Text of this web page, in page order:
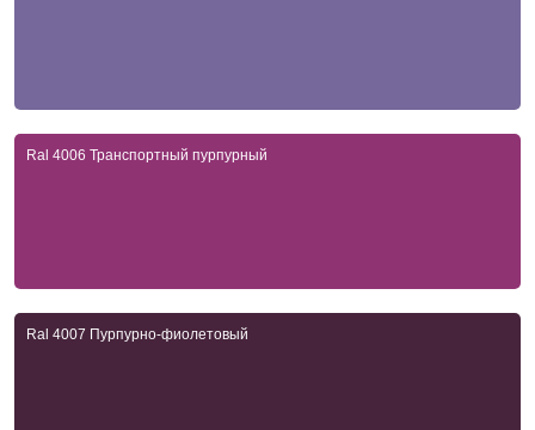
Ral 4006 Транспортный пурпурный
Ral 4007 Пурпурно-фиолетовый